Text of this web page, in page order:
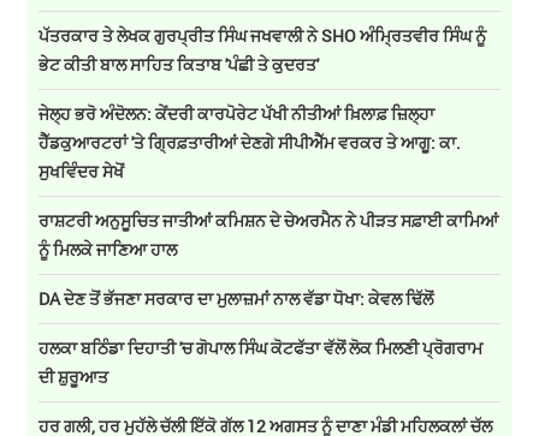
ਪੱਤਰਕਾਰ ਤੇ ਲੇਖਕ ਗੁਰਪ੍ਰੀਤ ਸਿੰਘ ਜਖਵਾਲੀ ਨੇ SHO ਅੰਮ੍ਰਿਤਵੀਰ ਸਿੰਘ ਨੂੰ
ਭੇਟ ਕੀਤੀ ਬਾਲ ਸਾਹਿਤ ਕਿਤਾਬ 'ਪੰਛੀ ਤੇ ਕੁਦਰਤ'
ਜੇਲ੍ਹ ਭਰੋ ਅੰਦੋਲਨ: ਕੇਂਦਰੀ ਕਾਰਪੋਰੇਟ ਪੱਖੀ ਨੀਤੀਆਂ ਖ਼ਿਲਾਫ਼ ਜ਼ਿਲ੍ਹਾ
ਹੈੱਡਕੁਆਰਟਰਾਂ 'ਤੇ ਗ੍ਰਿਫ਼ਤਾਰੀਆਂ ਦੇਣਗੇ ਸੀਪੀਐੱਮ ਵਰਕਰ ਤੇ ਆਗੂ: ਕਾ.
ਸੁਖਵਿੰਦਰ ਸੇਖੋਂ
ਰਾਸ਼ਟਰੀ ਅਨੁਸੂਚਿਤ ਜਾਤੀਆਂ ਕਮਿਸ਼ਨ ਦੇ ਚੇਅਰਮੈਨ ਨੇ ਪੀੜਤ ਸਫ਼ਾਈ ਕਾਮਿਆਂ
ਨੂੰ ਮਿਲਕੇ ਜਾਣਿਆ ਹਾਲ
DA ਦੇਣ‌ ਤੋਂ ਭੱਜਣਾ ਸਰਕਾਰ ਦਾ ਮੁਲਾਜ਼ਮਾਂ ਨਾਲ ਵੱਡਾ ਧੋਖਾ: ਕੇਵਲ ਢਿੱਲੋਂ
ਹਲਕਾ ਬਠਿੰਡਾ ਦਿਹਾਤੀ 'ਚ ਗੋਪਾਲ ਸਿੰਘ ਕੋਟਫੱਤਾ ਵੱਲੋਂ ਲੋਕ ਮਿਲਣੀ ਪ੍ਰੋਗਰਾਮ
ਦੀ ਸ਼ੁਰੂਆਤ
ਹਰ ਗਲੀ, ਹਰ ਮੁਹੱਲੇ ਚੱਲੀ ਇੱਕੋ ਗੱਲ 12 ਅਗਸਤ ਨੂੰ ਦਾਣਾ ਮੰਡੀ ਮਹਿਲਕਲਾਂ ਚੱਲ